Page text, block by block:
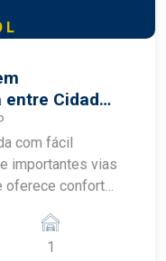
L
Cidade
com fácil
importantes vias
conforto,
clinicas,
1